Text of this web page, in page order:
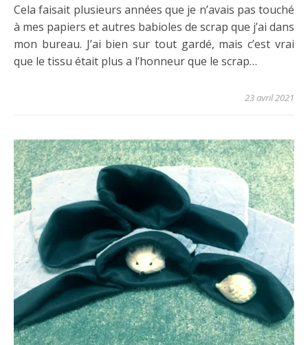
Cela faisait plusieurs années que je n’avais pas touché
à mes papiers et autres babioles de scrap que j’ai dans
mon bureau. J’ai bien sur tout gardé, mais c’est vrai
que le tissu était plus a l’honneur que le scrap…
23 avril 2021